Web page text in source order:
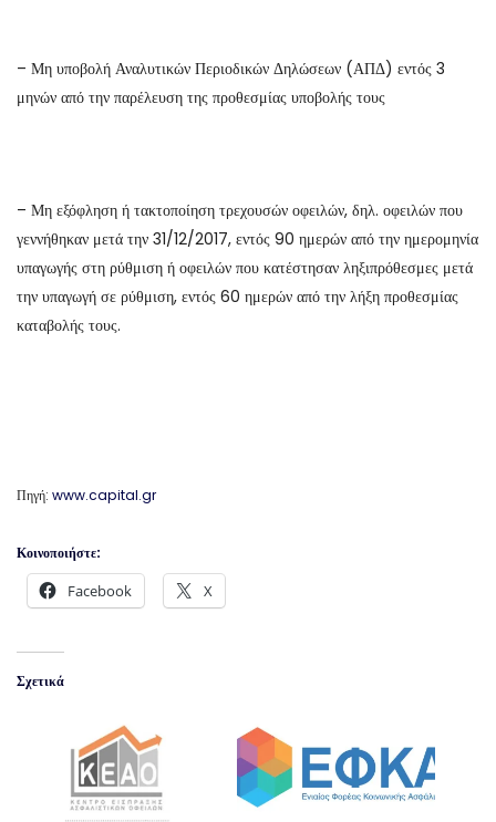
– Μη υποβολή Αναλυτικών Περιοδικών Δηλώσεων (ΑΠΔ) εντός 3
μηνών από την παρέλευση της προθεσμίας υποβολής τους
– Μη εξόφληση ή τακτοποίηση τρεχουσών οφειλών, δηλ. οφειλών που
γεννήθηκαν μετά την 31/12/2017, εντός 90 ημερών από την ημερομηνία
υπαγωγής στη ρύθμιση ή οφειλών που κατέστησαν ληξιπρόθεσμες μετά
την υπαγωγή σε ρύθμιση, εντός 60 ημερών από την λήξη προθεσμίας
καταβολής τους.
Πηγή: www.capital.gr
Κοινοποιήστε:
Facebook X
Σχετικά